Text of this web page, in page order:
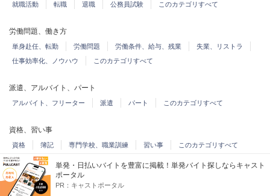
就職活動 転職 退職 公務員試験 このカテゴリすべて
労働問題、働き方
単身赴任、転勤 労働問題 労働条件、給与、残業
失業、リストラ
仕事効率化、ノウハウ
このカテゴリすべて
派遣、アルバイト、パート
アルバイト、フリーター 派遣 パート このカテゴリすべて
資格、習い事
資格 簿記 専門学校、職業訓練 習い事 このカテゴリすべて
職場の悩み
このカテゴリすべて
単発・日払いバイトを豊富に掲載！単発バイト探しならキャスト
ポータル
PR： キャストポータル